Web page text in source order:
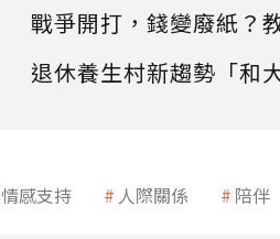
戰爭開打，錢變廢紙？
退休養生村新趨勢「和
情感支持 人際關係 陪伴